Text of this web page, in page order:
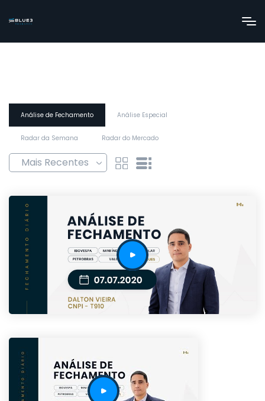
Análise de Fechamento Análise Especial
Radar da Semana Radar do Mercado